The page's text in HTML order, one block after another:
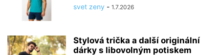
svet zeny - 1.7.2026
Stylová trička a další originální
dárky s libovolným potiskem